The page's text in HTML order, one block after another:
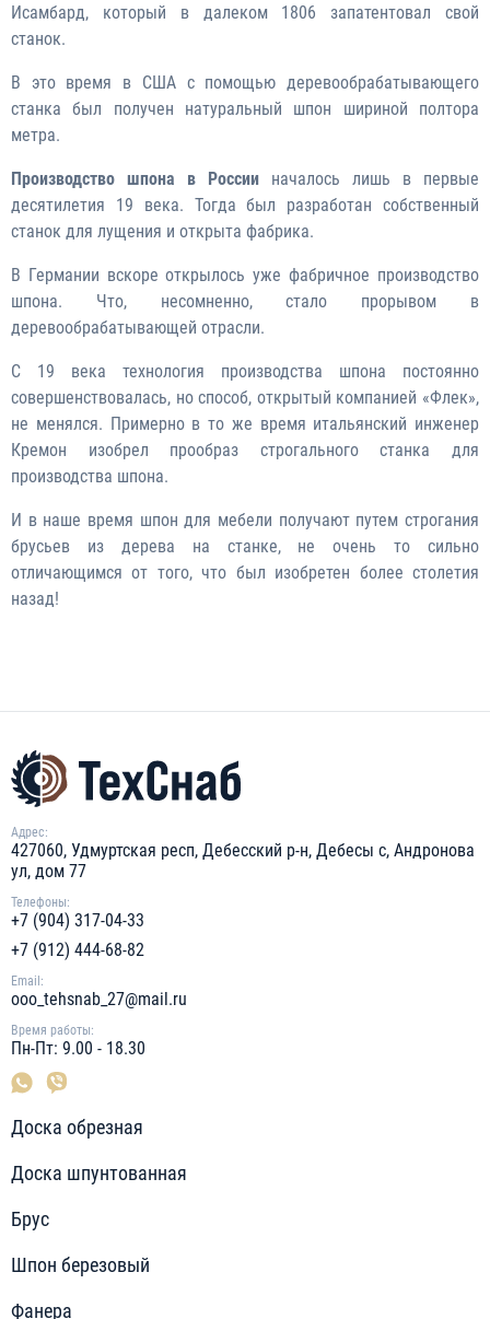
Исамбард, который в далеком 1806 запатентовал свой
станок.
В это время в США с помощью деревообрабатывающего
станка был получен натуральный шпон шириной полтора
метра.
Производство шпона в России началось лишь в первые
десятилетия 19 века. Тогда был разработан собственный
станок для лущения и открыта фабрика.
В Германии вскоре открылось уже фабричное производство
шпона. Что, несомненно, стало прорывом в
деревообрабатывающей отрасли.
С 19 века технология производства шпона постоянно
совершенствовалась, но способ, открытый компанией «Флек»,
не менялся. Примерно в то же время итальянский инженер
Кремон изобрел прообраз строгального станка для
производства шпона.
И в наше время шпон для мебели получают путем строгания
брусьев из дерева на станке, не очень то сильно
отличающимся от того, что был изобретен более столетия
назад!
Адрес:
427060, Удмуртская респ, Дебесский р-н, Дебесы с, Андронова
ул, дом 77
Телефоны:
+7 (904) 317-04-33
+7 (912) 444-68-82
Email:
ooo_tehsnab_27@mail.ru
Время работы:
Пн-Пт: 9.00 - 18.30
Доска обрезная
Доска шпунтованная
Брус
Шпон березовый
Фанера